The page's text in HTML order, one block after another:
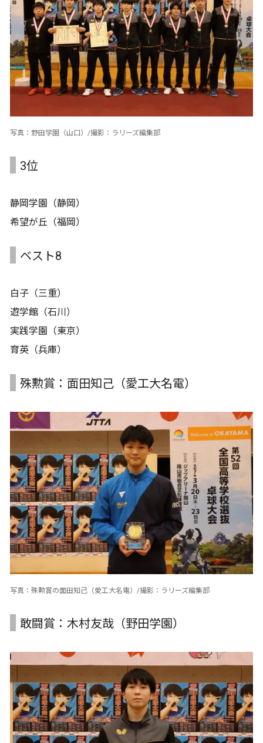
写真：野田学園（山口）/撮影：ラリーズ編集部
3位
静岡学園（静岡）
希望が丘（福岡）
ベスト8
白子（三重）
遊学館（石川）
実践学園（東京）
育英（兵庫）
殊勲賞：面田知己（愛工大名電）
写真：殊勲賞の面田知己（愛工大名電）/撮影：ラリーズ編集部
敢闘賞：木村友哉（野田学園）